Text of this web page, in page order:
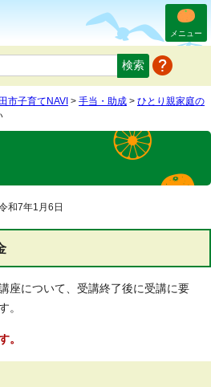
メニュー
市子育てNAVI > 手当・助成 > ひとり親家庭の
和7年1月6日
座について、受講終了後に受講に要
。
。